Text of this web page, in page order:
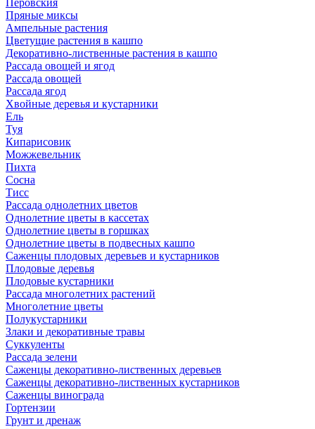
Перовския
Пряные миксы
Ампельные растения
Цветущие растения в кашпо
Декоративно-лиственные растения в кашпо
Рассада овощей и ягод
Рассада овощей
Рассада ягод
Хвойные деревья и кустарники
Ель
Туя
Кипарисовик
Можжевельник
Пихта
Сосна
Тисc
Рассада однолетних цветов
Однолетние цветы в кассетах
Однолетние цветы в горшках
Однолетние цветы в подвесных кашпо
Саженцы плодовых деревьев и кустарников
Плодовые деревья
Плодовые кустарники
Рассада многолетних растений
Многолетние цветы
Полукустарники
Злаки и декоративные травы
Суккуленты
Рассада зелени
Саженцы декоративно-лиственных деревьев
Саженцы декоративно-лиственных кустарников
Саженцы винограда
Гортензии
Грунт и дренаж